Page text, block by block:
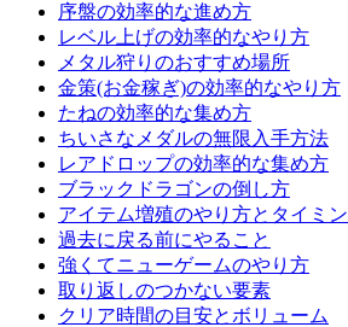
序盤の効率的な進め方
レベル上げの効率的なやり方
メタル狩りのおすすめ場所
金策(お金稼ぎ)の効率的なやり方
たねの効率的な集め方
ちいさなメダルの無限入手方法
レアドロップの効率的な集め方
ブラックドラゴンの倒し方
アイテム増殖のやり方とタイミ
過去に戻る前にやること
強くてニューゲームのやり方
取り返しのつかない要素
クリア時間の目安とボリューム